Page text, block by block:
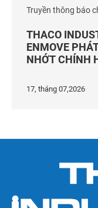
Truyền thông báo
THACO
ENMOVE
NHỚT CHÍNH
17, tháng 07,2026